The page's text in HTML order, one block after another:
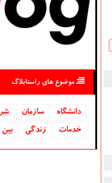
موضوع های راستابلاگ
دانشگاه‌ سازمان
خدمات
زندگی بین